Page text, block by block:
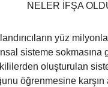
NELER İFŞA
yüz
sisteme sokmasına
oluşturulan
öğrenmesine karşın